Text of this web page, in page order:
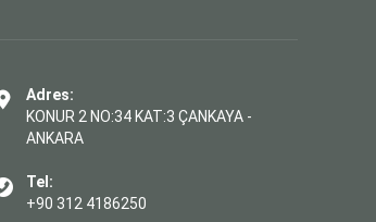
Adres:
KONUR 2 NO:34 KAT:3 ÇANKAYA -
ANKARA
Tel:
+90 312 4186250